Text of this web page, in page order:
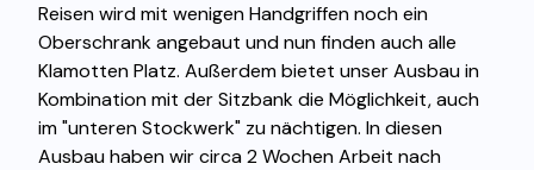
Reisen wird mit wenigen Handgriffen noch ein
Oberschrank angebaut und nun finden auch alle
Klamotten Platz. Außerdem bietet unser Ausbau in
Kombination mit der Sitzbank die Möglichkeit, auch
im "unteren Stockwerk" zu nächtigen. In diesen
Ausbau haben wir circa 2 Wochen Arbeit nach